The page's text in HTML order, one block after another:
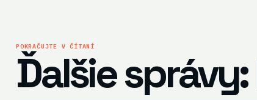
POKRAČUJTE V ČÍTANÍ
Ďalšie